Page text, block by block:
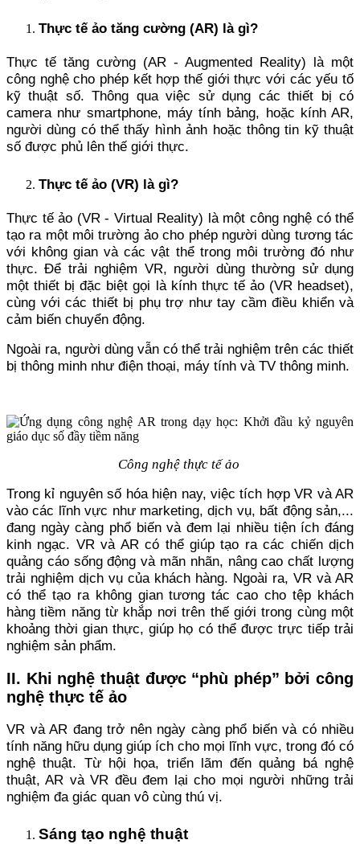
Thực tế ảo tăng cường (AR) là gì?
Thực tế tăng cường (AR - Augmented Reality) là một
công nghệ cho phép kết hợp thế giới thực với các yếu tố
kỹ thuật số. Thông qua việc sử dụng các thiết bị có
camera như smartphone, máy tính bảng, hoặc kính AR,
người dùng có thể thấy hình ảnh hoặc thông tin kỹ thuật
số được phủ lên thế giới thực.
Thực tế ảo (VR) là gì?
Thực tế ảo (VR - Virtual Reality) là một công nghệ có thể
tạo ra một môi trường ảo cho phép người dùng tương tác
với không gian và các vật thể trong môi trường đó như
thực. Để trải nghiệm VR, người dùng thường sử dụng
một thiết bị đặc biệt gọi là kính thực tế ảo (VR headset),
cùng với các thiết bị phụ trợ như tay cầm điều khiển và
cảm biến chuyển động.
Ngoài ra, người dùng vẫn có thể trải nghiệm trên các thiết
bị thông minh như điện thoại, máy tính và TV thông minh.
Công nghệ thực tế ảo
Trong kỉ nguyên số hóa hiện nay, việc tích hợp VR và AR
vào các lĩnh vực như marketing, dịch vụ, bất động sản,...
đang ngày càng phổ biến và đem lại nhiều tiện ích đáng
kinh ngạc. VR và AR có thể giúp tạo ra các chiến dịch
quảng cáo sống động và mãn nhãn, nâng cao chất lượng
trải nghiệm dịch vụ của khách hàng. Ngoài ra, VR và AR
có thể tạo ra không gian tương tác cao cho tệp khách
hàng tiềm năng từ khắp nơi trên thế giới trong cùng một
khoảng thời gian thực, giúp họ có thể được trực tiếp trải
nghiệm sản phẩm.
II. Khi nghệ thuật được “phù phép” bởi công
nghệ thực tế ảo
VR và AR đang trở nên ngày càng phổ biến và có nhiều
tính năng hữu dụng giúp ích cho mọi lĩnh vực, trong đó có
nghệ thuật. Từ hội họa, triển lãm đến quảng bá nghệ
thuật, AR và VR đều đem lại cho mọi người những trải
nghiệm đa giác quan vô cùng thú vị.
Sáng tạo nghệ thuật